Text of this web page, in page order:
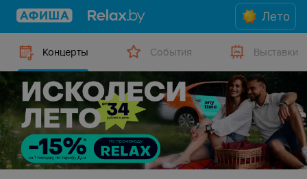
Лето
Концерты События Выставки